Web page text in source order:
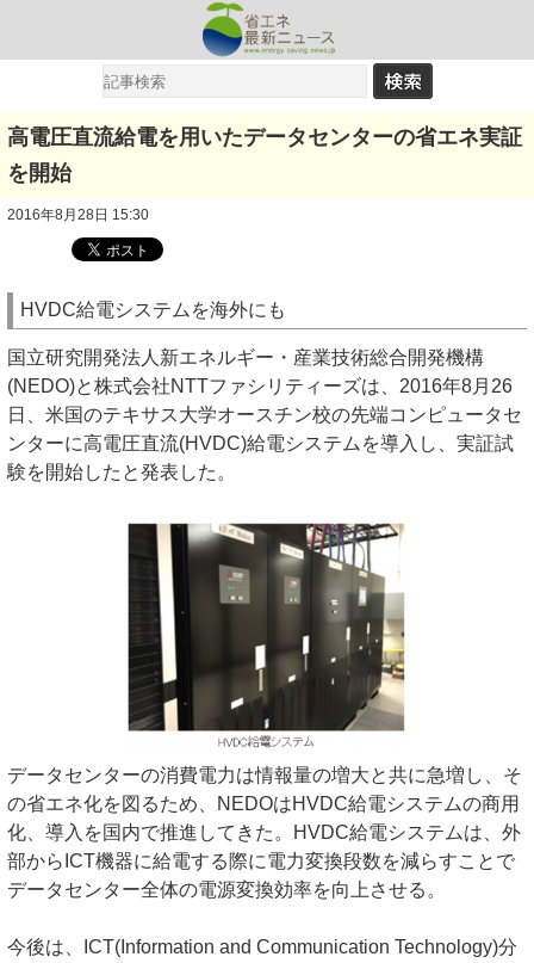
高電圧直流給電を用いたデータセンターの省エネ実証
を開始
2016年8月28日 15:30
HVDC給電システムを海外にも
国立研究開発法人新エネルギー・産業技術総合開発機構
(NEDO)と株式会社NTTファシリティーズは、2016年8月26
日、米国のテキサス大学オースチン校の先端コンピュータセ
ンターに高電圧直流(HVDC)給電システムを導入し、実証試
験を開始したと発表した。
データセンターの消費電力は情報量の増大と共に急増し、そ
の省エネ化を図るため、NEDOはHVDC給電システムの商用
化、導入を国内で推進してきた。HVDC給電システムは、外
部からICT機器に給電する際に電力変換段数を減らすことで
データセンター全体の電源変換効率を向上させる。
今後は、ICT(Information and Communication Technology)分